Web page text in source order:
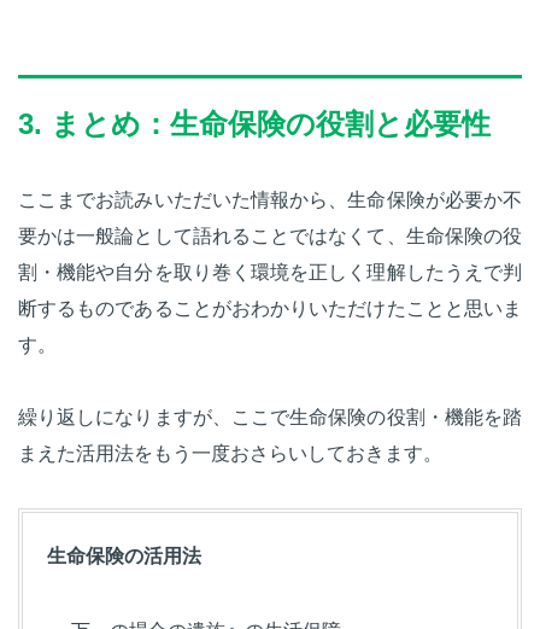
3. まとめ：生命保険の役割と必要性
ここまでお読みいただいた情報から、生命保険が必要か不
要かは一般論として語れることではなくて、生命保険の役
割・機能や自分を取り巻く環境を正しく理解したうえで判
断するものであることがおわかりいただけたことと思いま
す。
繰り返しになりますが、ここで生命保険の役割・機能を踏
まえた活用法をもう一度おさらいしておきます。
生命保険の活用法